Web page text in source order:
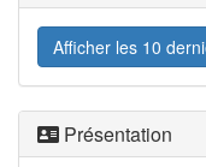
Afficher les 10
Présentation